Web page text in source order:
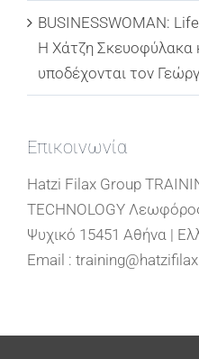
BUSINESSWOMAN:
Η Χάτζη Σκευοφύλακα
υποδέχονται τον
Επικοινωνία
Hatzi Filax Group
TECHNOLOGY
Ψυχικό 15451 Αθήνα |
Email :